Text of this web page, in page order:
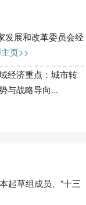
发展和改革委员会经
页>>
经济重点：城市转
与战略导向...
起草组成员、“十三